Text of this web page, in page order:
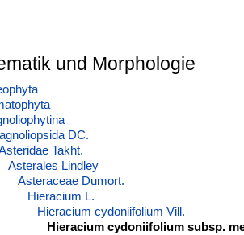
und Morphologie
DC.
Takht.
Asterales Lindley
Asteraceae Dumort.
Hieracium L.
Hieracium cydoniifolium Vill.
Hieracium cydoniifolium subsp.